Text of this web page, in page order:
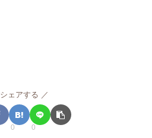
シェアする
0 0